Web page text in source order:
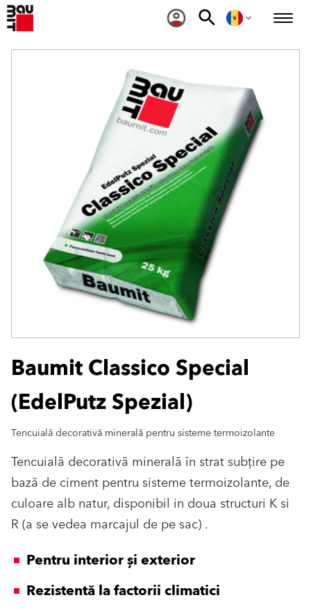
Baumit Classico Special
(EdelPutz Spezial)
Tencuială decorativă minerală pentru sisteme termoizolante
Tencuială decorativă minerală în strat subţire pe
bază de ciment pentru sisteme termoizolante, de
culoare alb natur, disponibil in doua structuri K si
R (a se vedea marcajul de pe sac) .
Pentru interior și exterior
Rezistentă la factorii climatici